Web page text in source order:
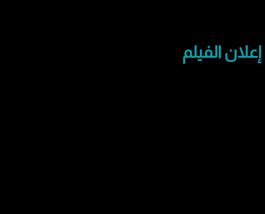
إعلان الفيلم